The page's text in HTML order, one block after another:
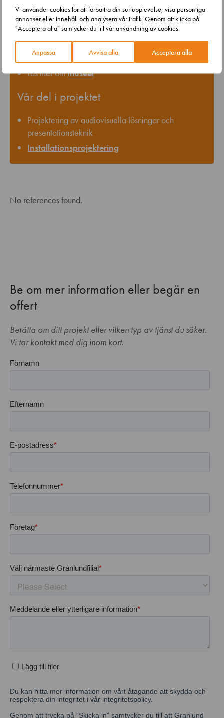
Vi använder cookies för att förbättra din surfupplevelse, visa personliga
annonser eller innehåll och analysera vår trafik. Genom att klicka på
"Acceptera alla" samtycker du till vår användning av cookies.
Anpassa Avvisa alla Acceptera alla
museum tillägnat Mumin – invigdes i juni 2017 i
Tammerforshallen.
Granlund ansvarade för museets övergripande
teknik och för projekteringen av presentations- och
AV-tekniken.
Läs mer ommuseet
Vår del i projektet
Projektering av audiovisuella lösningar och
presentationsteknik
Installationsprojektering
No references found.
Be om mer information eller begär en
offert
Berätta om ditt projekt eller vilken typ av tjänst du söker.
Vi tar kontakt med dig inom kort.